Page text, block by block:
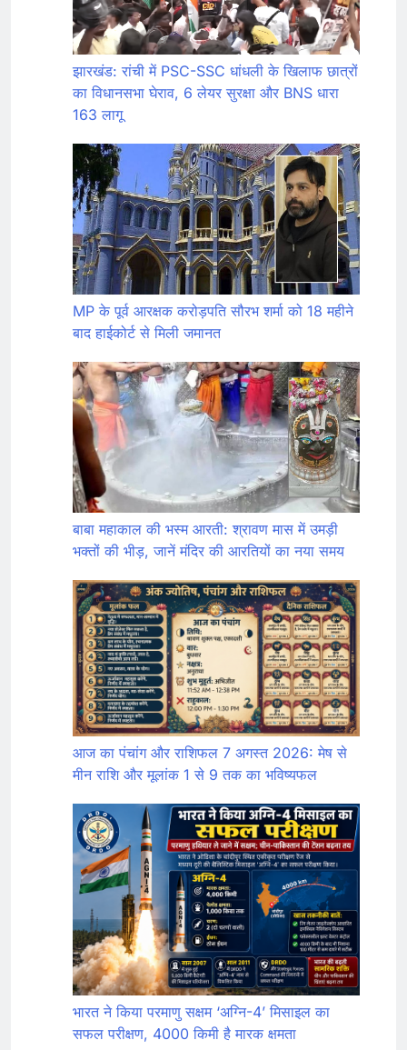
झारखंड: रांची में PSC-SSC धांधली के खिलाफ छात्रों
का विधानसभा घेराव, 6 लेयर सुरक्षा और BNS धारा
163 लागू
MP के पूर्व आरक्षक करोड़पति सौरभ शर्मा को 18 महीने
बाद हाईकोर्ट से मिली जमानत
बाबा महाकाल की भस्म आरती: श्रावण मास में उमड़ी
भक्तों की भीड़, जानें मंदिर की आरतियों का नया समय
आज का पंचांग और राशिफल 7 अगस्त 2026: मेष से
मीन राशि और मूलांक 1 से 9 तक का भविष्यफल
भारत ने किया परमाणु सक्षम ‘अग्नि-4’ मिसाइल का
सफल परीक्षण, 4000 किमी है मारक क्षमता